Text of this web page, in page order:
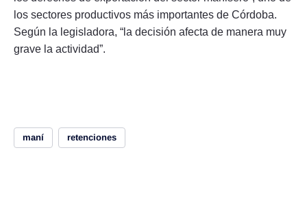
los sectores productivos más importantes de Córdoba.
Según la legisladora, “la decisión afecta de manera muy
grave la actividad”.
maní retenciones